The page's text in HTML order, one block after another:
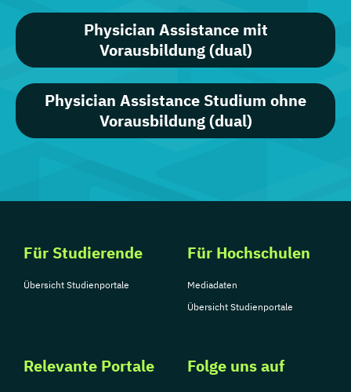
Physician Assistance mit
Vorausbildung (dual)
Physician Assistance Studium ohne
Vorausbildung (dual)
Für Studierende
Übersicht Studienportale
Für Hochschulen
Mediadaten
Übersicht Studienportale
Relevante Portale Folge uns auf